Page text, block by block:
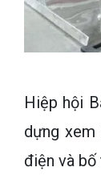
Hiệp hội
dựng xem
điện và